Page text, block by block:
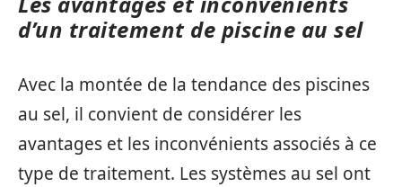
d’un traitement de piscine au sel
Avec la montée de la tendance des piscines
au sel, il convient de considérer les
avantages et les inconvénients associés à ce
type de traitement. Les systèmes au sel ont